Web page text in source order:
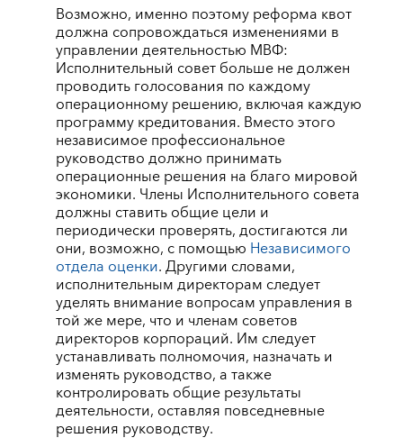
Возможно, именно поэтому реформа квот
должна сопровождаться изменениями в
управлении деятельностью МВФ:
Исполнительный совет больше не должен
проводить голосования по каждому
операционному решению, включая каждую
программу кредитования. Вместо этого
независимое профессиональное
руководство должно принимать
операционные решения на благо мировой
экономики. Члены Исполнительного совета
должны ставить общие цели и
периодически проверять, достигаются ли
они, возможно, с помощью Независимого
отдела оценки. Другими словами,
исполнительным директорам следует
уделять внимание вопросам управления в
той же мере, что и членам советов
директоров корпораций. Им следует
устанавливать полномочия, назначать и
изменять руководство, а также
контролировать общие результаты
деятельности, оставляя повседневные
решения руководству.